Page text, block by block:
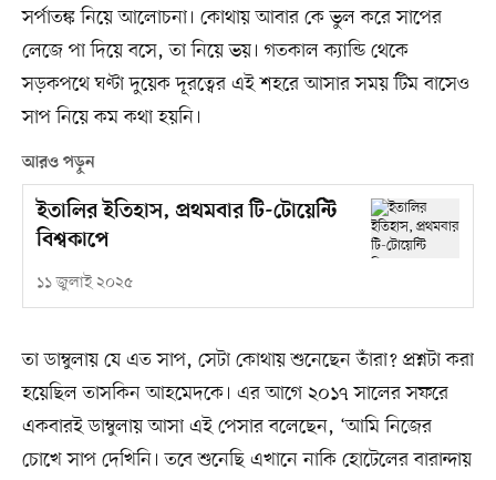
সর্পাতঙ্ক নিয়ে আলোচনা। কোথায় আবার কে ভুল করে সাপের
লেজে পা দিয়ে বসে, তা নিয়ে ভয়। গতকাল ক্যান্ডি থেকে
সড়কপথে ঘণ্টা দুয়েক দূরত্বের এই শহরে আসার সময় টিম বাসেও
সাপ নিয়ে কম কথা হয়নি।
আরও পড়ুন
ইতালির ইতিহাস, প্রথমবার টি-টোয়েন্টি
বিশ্বকাপে
১১ জুলাই ২০২৫
তা ডাম্বুলায় যে এত সাপ, সেটা কোথায় শুনেছেন তাঁরা? প্রশ্নটা করা
হয়েছিল তাসকিন আহমেদকে। এর আগে ২০১৭ সালের সফরে
একবারই ডাম্বুলায় আসা এই পেসার বলেছেন, ‘আমি নিজের
চোখে সাপ দেখিনি। তবে শুনেছি এখানে নাকি হোটেলের বারান্দায়